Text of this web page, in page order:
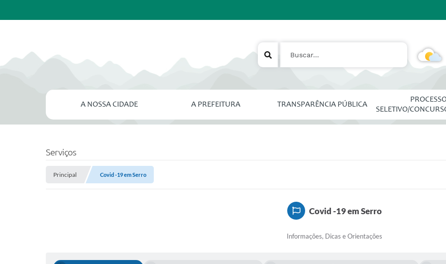
A NOSSA CIDADE A PREFEITURA TRANSPARÊNCIA PÚBLICA
SELETIVO/
Serviços
Principal Covid -19 em Serro
Covid -19 em Serro
Informações, Dicas e Orientações